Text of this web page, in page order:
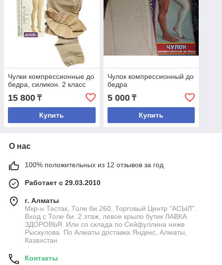
Чулки компрессионные до
бедра, силикон. 2 класс
15 800 ₸
Купить
Чулок компрессионный до
бедра
5 000₸
Купить
О нас
100% положительных из 12 отзывов за год
Работает с 29.03.2010
г. Алматы
Мкр-н Тастак, Толе би 260, Торговый Центр "АСЫЛ".
Вход с Толе би. 2 этаж, левое крыло бутик ЛАВКА
ЗДОРОВЬЯ. Или со склада по Сейфуллина ниже
Рыскулова. По Алматы доставка Яндекс, Алматы,
Казахстан
Контакты